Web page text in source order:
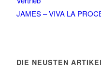
JAMES – VIVA LA
DIE NEUSTEN